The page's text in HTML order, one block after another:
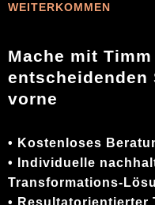
WEITERKOMMEN
Mache mit
entscheidenden
vorne
• Kostenloses
• Individuelle
Transformations-